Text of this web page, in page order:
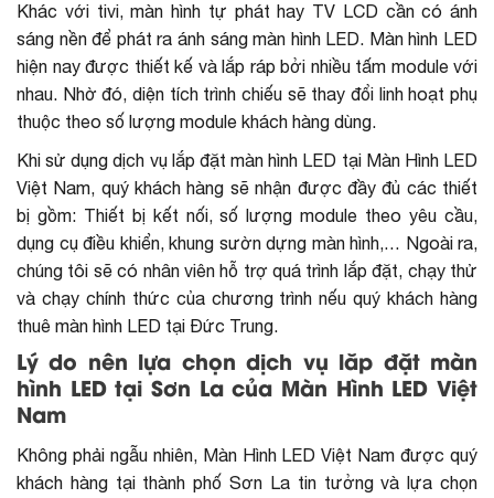
Khác với tivi, màn hình tự phát hay TV LCD cần có ánh
sáng nền để phát ra ánh sáng màn hình LED. Màn hình LED
hiện nay được thiết kế và lắp ráp bởi nhiều tấm module với
nhau. Nhờ đó, diện tích trình chiếu sẽ thay đổi linh hoạt phụ
thuộc theo số lượng module khách hàng dùng.
Khi sử dụng dịch vụ lắp đặt màn hình LED tại Màn Hình LED
Việt Nam, quý khách hàng sẽ nhận được đầy đủ các thiết
bị gồm: Thiết bị kết nối, số lượng module theo yêu cầu,
dụng cụ điều khiển, khung sườn dựng màn hình,… Ngoài ra,
chúng tôi sẽ có nhân viên hỗ trợ quá trình lắp đặt, chạy thử
và chạy chính thức của chương trình nếu quý khách hàng
thuê màn hình LED tại Đức Trung.
Lý do nên lựa chọn dịch vụ lăp đặt màn
hình LED tại Sơn La của Màn Hình LED Việt
Nam
Không phải ngẫu nhiên, Màn Hình LED Việt Nam được quý
khách hàng tại thành phố Sơn La tin tưởng và lựa chọn